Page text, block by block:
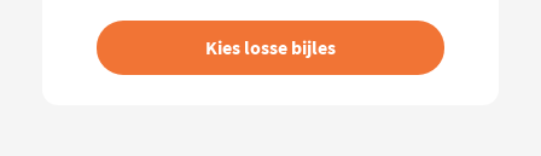
Kies losse bijles